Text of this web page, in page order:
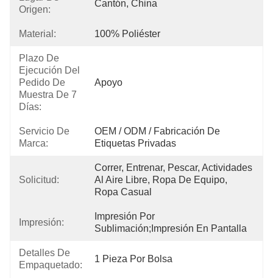
Origen:
Cantón, China
Material: 100% Poliéster
Plazo De
Ejecución Del
Pedido De
Muestra De 7
Días:
Apoyo
Servicio De
Marca:
OEM / ODM / Fabricación De
Etiquetas Privadas
Solicitud:
Correr, Entrenar, Pescar, Actividades
Al Aire Libre, Ropa De Equipo,
Ropa Casual
Impresión:
Impresión Por
Sublimación;impresión En Pantalla
Detalles De
Empaquetado:
1 Pieza Por Bolsa